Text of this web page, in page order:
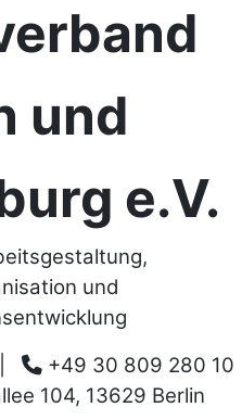
und
e.V.
und
+49 30 809 280 10
104, 13629 Berlin